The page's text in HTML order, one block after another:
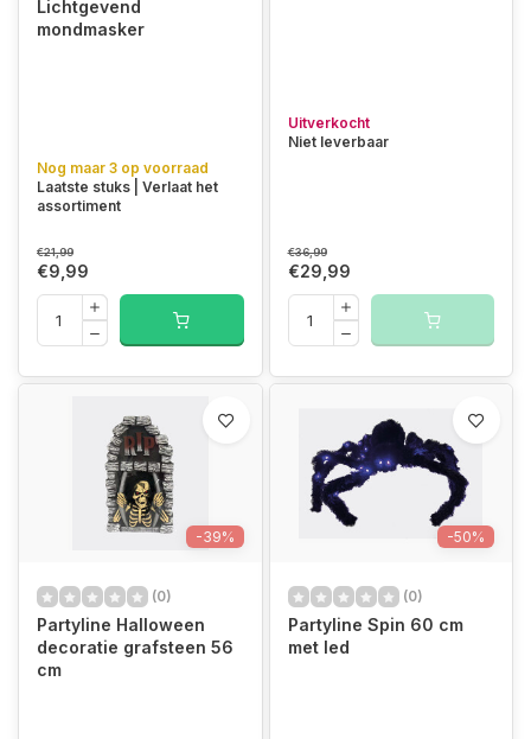
Lichtgevend
mondmasker
Nog maar 3 op voorraad
Laatste stuks | Verlaat het
assortiment
€21,99
€9,99
Uitverkocht
Niet leverbaar
€36,99
€29,99
-39%
(0)
Partyline Halloween
decoratie grafsteen 56
cm
-50%
(0)
Partyline Spin 60 cm
met led